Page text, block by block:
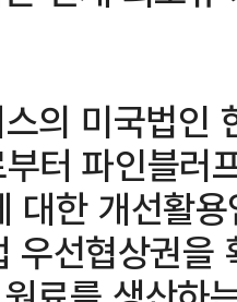
의 미국법인
터 파인블러
한 개선활
우선협상권